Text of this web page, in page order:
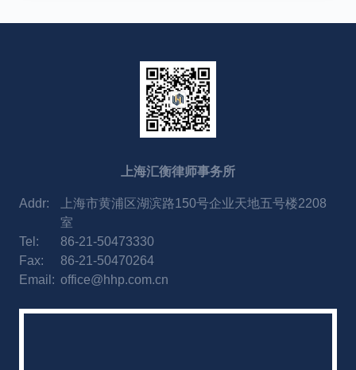
上海汇衡律师事务所
Addr:
上海市黄浦区湖滨路150号企业天地五号楼2208
室
Tel:
86-21-50473330
Fax:
86-21-50470264
Email: office@hhp.com.cn